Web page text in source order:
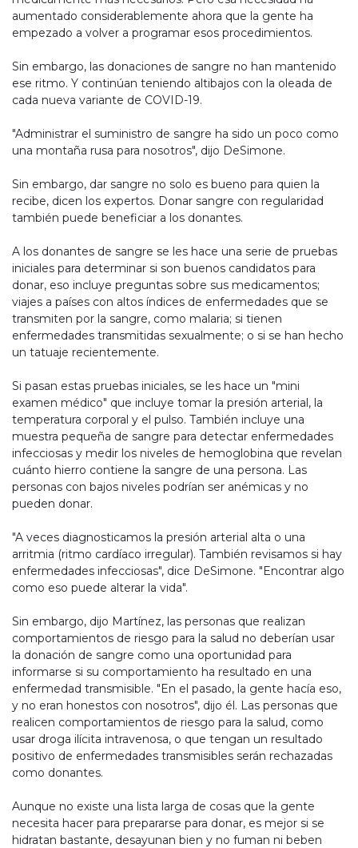
aumentado considerablemente ahora que la gente ha
empezado a volver a programar esos procedimientos.
Sin embargo, las donaciones de sangre no han mantenido
ese ritmo. Y continúan teniendo altibajos con la oleada de
cada nueva variante de COVID-19.
"Administrar el suministro de sangre ha sido un poco como
una montaña rusa para nosotros", dijo DeSimone.
Sin embargo, dar sangre no solo es bueno para quien la
recibe, dicen los expertos. Donar sangre con regularidad
también puede beneficiar a los donantes.
A los donantes de sangre se les hace una serie de pruebas
iniciales para determinar si son buenos candidatos para
donar, eso incluye preguntas sobre sus medicamentos;
viajes a países con altos índices de enfermedades que se
transmiten por la sangre, como malaria; si tienen
enfermedades transmitidas sexualmente; o si se han hecho
un tatuaje recientemente.
Si pasan estas pruebas iniciales, se les hace un "mini
examen médico" que incluye tomar la presión arterial, la
temperatura corporal y el pulso. También incluye una
muestra pequeña de sangre para detectar enfermedades
infecciosas y medir los niveles de hemoglobina que revelan
cuánto hierro contiene la sangre de una persona. Las
personas con bajos niveles podrían ser anémicas y no
pueden donar.
"A veces diagnosticamos la presión arterial alta o una
arritmia (ritmo cardíaco irregular). También revisamos si hay
enfermedades infecciosas", dice DeSimone. "Encontrar algo
como eso puede alterar la vida".
Sin embargo, dijo Martínez, las personas que realizan
comportamientos de riesgo para la salud no deberían usar
la donación de sangre como una oportunidad para
informarse si su comportamiento ha resultado en una
enfermedad transmisible. "En el pasado, la gente hacía eso,
y no eran honestos con nosotros", dijo él. Las personas que
realicen comportamientos de riesgo para la salud, como
usar droga ilícita intravenosa, o que tengan un resultado
positivo de enfermedades transmisibles serán rechazadas
como donantes.
Aunque no existe una lista larga de cosas que la gente
necesita hacer para prepararse para donar, es mejor si se
hidratan bastante, desayunan bien y no fuman ni beben